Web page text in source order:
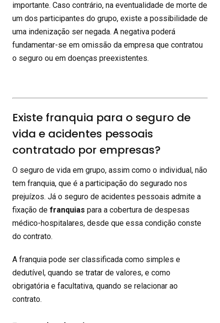
importante. Caso contrário, na eventualidade de morte de
um dos participantes do grupo, existe a possibilidade de
uma indenização ser negada. A negativa poderá
fundamentar-se em omissão da empresa que contratou
o seguro ou em doenças preexistentes.
Existe franquia para o seguro de
vida e acidentes pessoais
contratado por empresas?
O seguro de vida em grupo, assim como o individual, não
tem franquia, que é a participação do segurado nos
prejuízos. Já o seguro de acidentes pessoais admite a
fixação de franquias para a cobertura de despesas
médico-hospitalares, desde que essa condição conste
do contrato.
A franquia pode ser classificada como simples e
dedutível, quando se tratar de valores, e como
obrigatória e facultativa, quando se relacionar ao
contrato.